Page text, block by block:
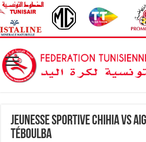
Jeunesse Sportive Chihia vs
Téboulba